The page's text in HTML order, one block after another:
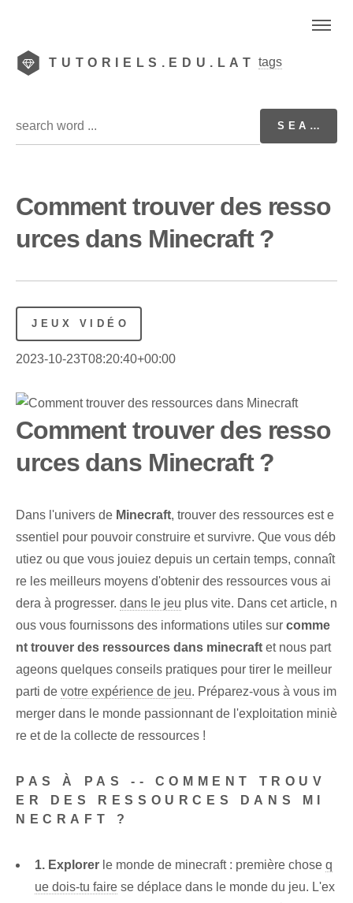
TUTORIELS.EDU.LAT tags
Comment trouver des resso
urces dans Minecraft ?
JEUX VIDÉO
2023-10-23T08:20:40+00:00
Comment trouver des resso
urces dans Minecraft ?
Dans l'univers de Minecraft, trouver des ressources est e
ssentiel pour pouvoir construire et survivre. Que vous déb
utiez ou que vous jouiez depuis un certain temps, connaît
re les meilleurs moyens d'obtenir des ressources vous ai
dera à progresser. dans le jeu plus vite. Dans cet article, n
ous vous fournissons des informations utiles sur comme
nt trouver des ressources dans minecraft et nous part
ageons quelques conseils pratiques pour tirer le meilleur
parti de votre expérience de jeu. Préparez-vous à vous im
merger dans le monde passionnant de l'exploitation miniè
re et de la collecte de ressources !
PAS À PAS -- COMMENT TROUV
ER DES RESSOURCES DANS MI
NECRAFT ?
1. Explorer le monde de minecraft : première chose q
ue dois-tu faire se déplace dans le monde du jeu. L'ex